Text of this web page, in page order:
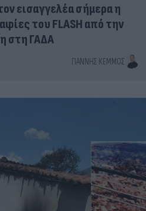
εισαγγελέα σήμερα η
του FLASH από την
στη ΓΑΔΑ
ΓΙΆΝΝΗΣ ΚΈΜΜΟΣ